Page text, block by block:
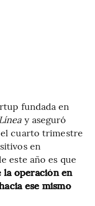
fundada en
y aseguró
cuarto trimestre
en
este año es que
operación en
ese mismo